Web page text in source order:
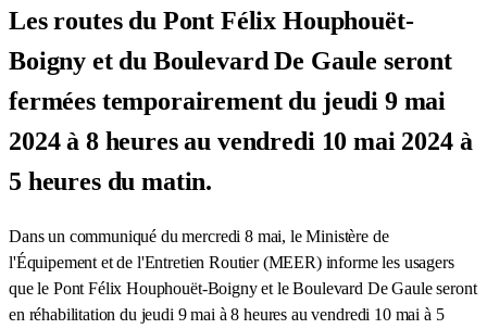
Les routes du Pont Félix Houphouët-
Boigny et du Boulevard De Gaule seront
fermées temporairement du jeudi 9 mai
2024 à 8 heures au vendredi 10 mai 2024 à
5 heures du matin.
Dans un communiqué du mercredi 8 mai, le Ministère de
l'Équipement et de l'Entretien Routier (MEER) informe les usagers
que le Pont Félix Houphouët-Boigny et le Boulevard De Gaule seront
en réhabilitation du jeudi 9 mai à 8 heures au vendredi 10 mai à 5